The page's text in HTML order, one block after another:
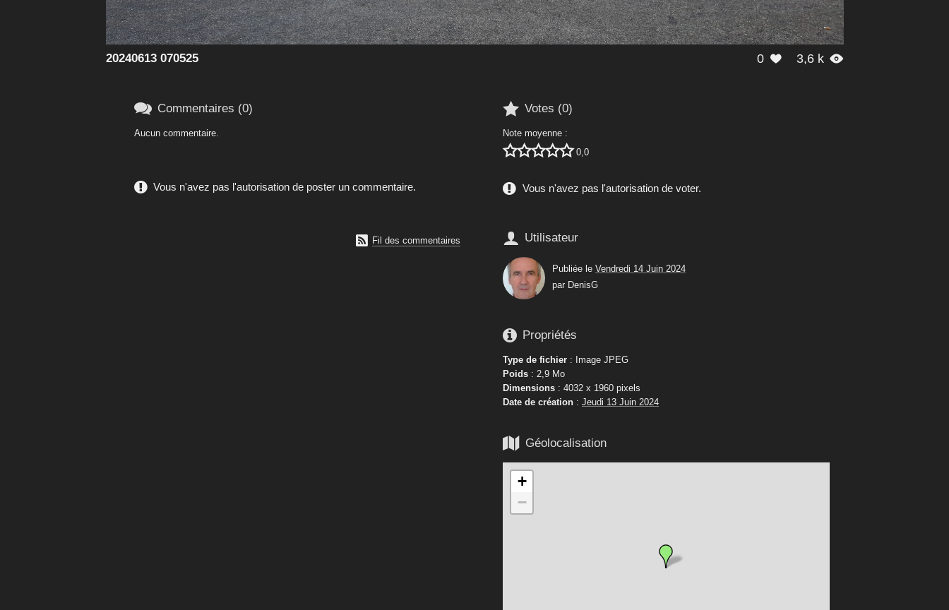
0  3,6 k 
20240613 070525
 Votes (0)
Note moyenne :
 0,0
Vous n'avez pas l'autorisation de voter.
 Utilisateur
Publiée le Vendredi 14 Juin 2024
par DenisG
 Propriétés
Type de fichier : Image JPEG
Poids : 2,9 Mo
Dimensions : 4032 x 1960 pixels
Date de création : Jeudi 13 Juin 2024
 Géolocalisation
+
−
 Commentaires (0)
Aucun commentaire.
Vous n'avez pas l'autorisation de poster un commentaire.
 Fil des commentaires